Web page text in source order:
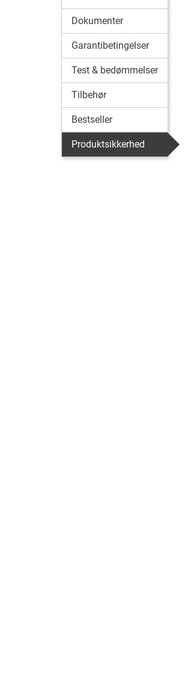
Dokumenter
Garantibetingelser
Test & bedømmelser
Tilbehør
Bestseller
Produktsikkerhed